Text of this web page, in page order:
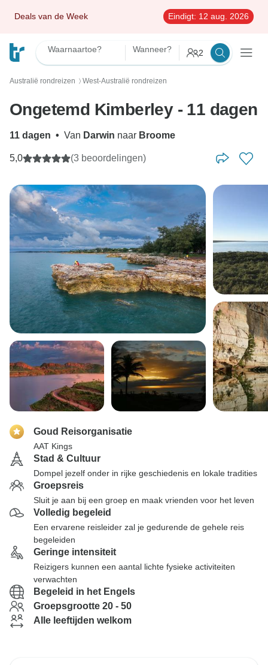
Deals van de Week Eindigt: 12 aug. 2026
Waarnaartoe? Wanneer? 2
Australië rondreizen 〉 West-Australië rondreizen
Ongetemd Kimberley - 11 dagen
11 dagen • Van Darwin naar Broome
5,0 (3 beoordelingen)
Goud Reisorganisatie
AAT Kings
Stad & Cultuur
Dompel jezelf onder in rijke geschiedenis en lokale tradities
Groepsreis
Sluit je aan bij een groep en maak vrienden voor het leven
Volledig begeleid
Een ervarene reisleider zal je gedurende de gehele reis
begeleiden
Geringe intensiteit
Reizigers kunnen een aantal lichte fysieke activiteiten
verwachten
Begeleid in het Engels
Groepsgrootte 20 - 50
Alle leeftijden welkom